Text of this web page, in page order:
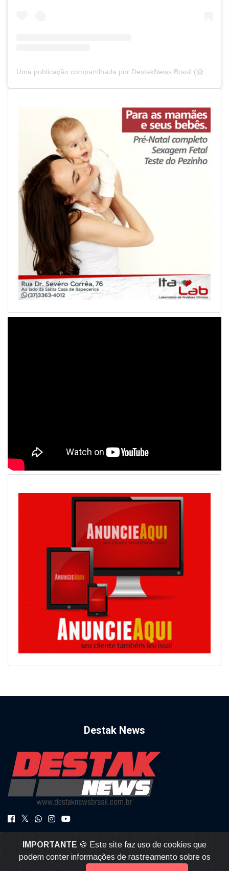
Destak News
destaknews@gmail.com
IMPORTANTE 🍪 Este site faz uso de cookies que
podem conter informações de rastreamento sobre os